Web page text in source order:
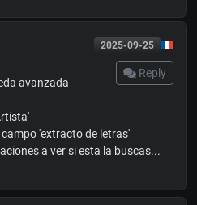
2025-09-25
Reply
avanzada
'extracto de letras'
a ver si esta la buscas...